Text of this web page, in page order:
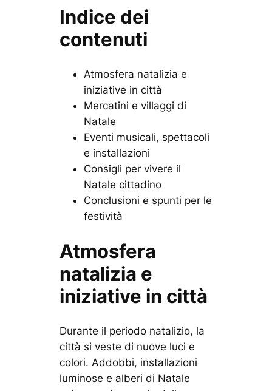
Indice dei
contenuti
Atmosfera natalizia e
iniziative in città
Mercatini e villaggi di
Natale
Eventi musicali, spettacoli
e installazioni
Consigli per vivere il
Natale cittadino
Conclusioni e spunti per le
festività
Atmosfera
natalizia e
iniziative in città
Durante il periodo natalizio, la
città si veste di nuove luci e
colori. Addobbi, installazioni
luminose e alberi di Natale